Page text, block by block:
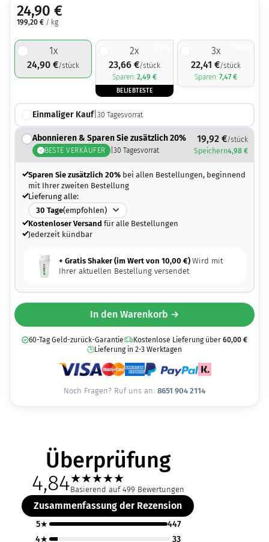
24,90 €
199,20 € / kg
1x
24,90€/stück
2x
23,66 €/stück
Sparen: 2,49 €
BELIEBTESTE
3x
22,41 €/stück
Sparen: 7,47€
Einmaliger Kauf| 30 Tagesvorrat
Abonnieren & Sparen Sie zusätzlich 20%
BESTE VERKÄUFER | 30 Tagesvorrat
19,92 €/stück
Speichern4,98 €
Sparen Sie zusätzlich 20%bei allen Bestellungen, beginnend
mit Ihrer zweiten Bestellung
Lieferung alle:
30 Tage(empfohlen)
Kostenloser Versand für alle Bestellungen
Jederzeit kündbar
+ Gratis Shaker (im Wert von 10,00 €) Wird mit
Ihrer aktuellen Bestellung versendet
In den Warenkorb →
60-Tag Geld-zurück-Garantie Kostenlose Lieferung über 60,00 €
Lieferung in 2-3 Werktagen
Noch Fragen? Ruf uns an: 8651 904 2114
Überprüfung
4,84★★★★★
Basierend auf 499 Bewertungen
Zusammenfassung der Rezension
5★
447
4★
33